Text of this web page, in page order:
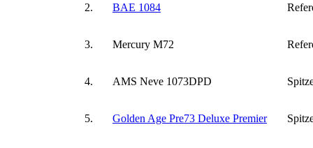
2. BAE 1084
3. Mercury M72
4. AMS Neve 1073DPD
5. Golden Age Pre73 Deluxe Premier